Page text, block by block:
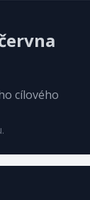
cílového